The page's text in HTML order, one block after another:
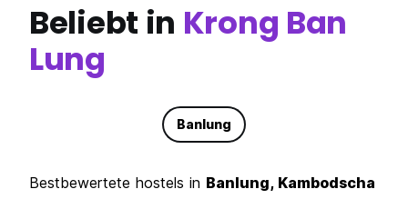
Beliebt in Krong Ban
Lung
Banlung
Bestbewertete hostels in Banlung, Kambodscha